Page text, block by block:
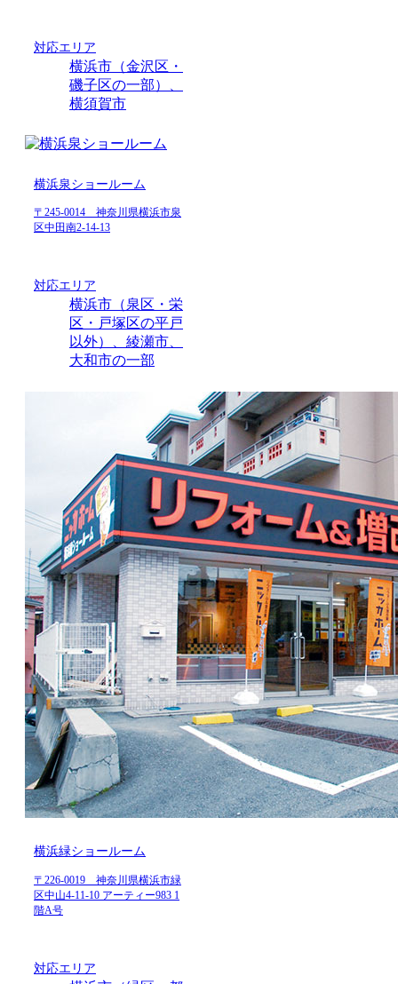
対応エリア
横浜市（金沢区・
磯子区の一部）、
横須賀市
横浜泉ショールーム
〒245-0014 神奈川県横浜市泉
区中田南2-14-13
対応エリア
横浜市（泉区・栄
区・戸塚区の平戸
以外）、綾瀬市、
大和市の一部
横浜緑ショールーム
〒226-0019 神奈川県横浜市緑
区中山4-11-10 アーティー983 1
階A号
対応エリア